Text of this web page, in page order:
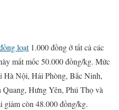
loạt1.000 đồng ở tất cả các
mất mốc 50.000 đồng/kg. Mức
Hà Nội, Hải Phòng, Bắc Ninh,
Hưng Yên, Phú Thọ và
giảm còn 48.000 đồng/kg.